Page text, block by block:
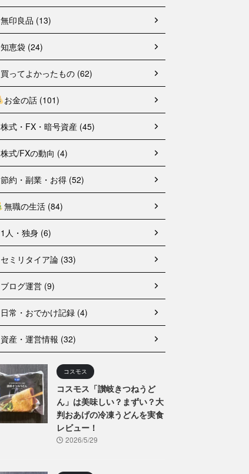
無印良品 (13)
知恵袋 (24)
買ってよかったもの (62)
お金の話 (101)
株式・FX・暗号資産 (45)
株式/FXの動向 (4)
節約・副業・お得 (52)
無職の生活 (84)
1人・独身 (6)
セミリタイア論 (33)
ブログ運営 (9)
日常・おでかけ記録 (4)
資産・運営情報 (32)
コスモス
コスモス「讃岐きつねうど
ん」は美味しい？まずい？大
判おあげの冷凍うどんを実食
レビュー！
2026/5/29